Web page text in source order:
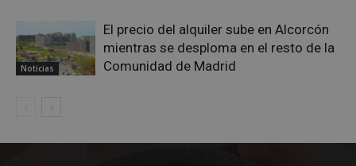
Noticias
El precio del alquiler sube en Alcorcón
mientras se desploma en el resto de la
Comunidad de Madrid